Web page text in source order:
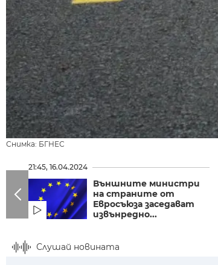
Снимка: БГНЕС
21:45, 16.04.2024
Външните министри
на страните от
Евросъюза заседават
извънредно...
Слушай новината